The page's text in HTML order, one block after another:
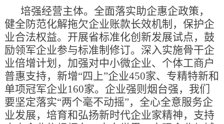
培强经营主体。全面落实助企惠企政策，
健全防范化解拖欠企业账款长效机制，保护企
业合法权益。开展省标准化创新发展试点，鼓
励领军企业参与标准制修订。深入实施骨干企
业倍增计划，加强对中小微企业、个体工商户
普惠支持，新增“四上”企业450家、专精特新和
单项冠军企业160家。企业强则烟台强，我们
要坚定落实“两个毫不动摇”，全心全意服务企
业发展，培育和弘扬新时代企业家精神，支持